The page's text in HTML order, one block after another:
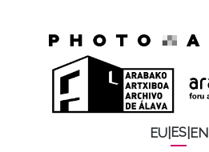
EU ES EN